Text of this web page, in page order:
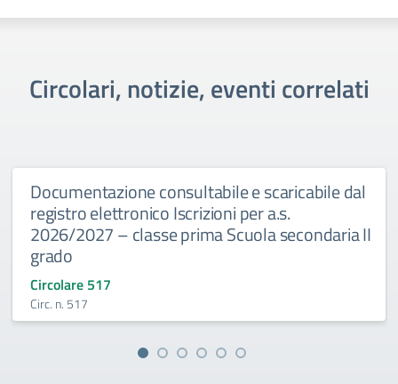
Circolari, notizie, eventi correlati
Documentazione consultabile e scaricabile dal
registro elettronico Iscrizioni per a.s.
2026/2027 – classe prima Scuola secondaria II
grado
Circolare 517
Circ. n. 517